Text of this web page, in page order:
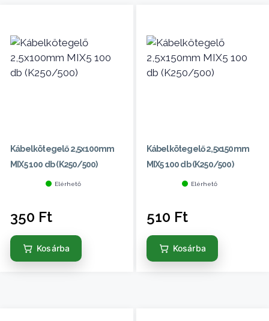
Kábelkötegelő 2,5x100mm
MIX5 100 db (K250/500)
Elérhető
350 Ft
Kosárba
Kábelkötegelő 2,5x150mm
MIX5 100 db (K250/500)
Elérhető
510 Ft
Kosárba